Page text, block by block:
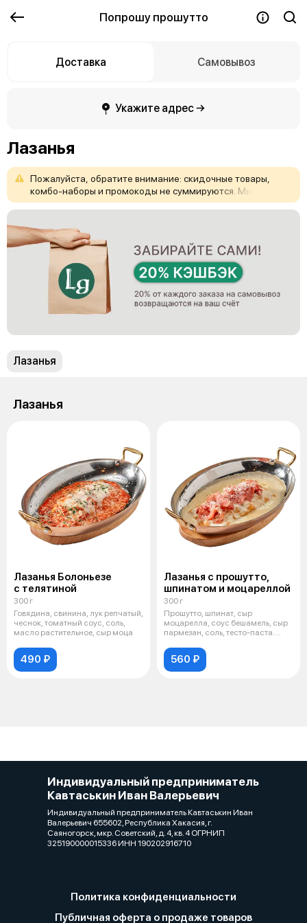
Попрошу прошутто
Доставка Самовывоз
Укажите адрес →
Лазанья
Пожалуйста, обратите внимание: скидочные товары,
комбо-наборы и промокоды не суммируются. Мы
рекомендуемвыбратьнаиболеевыгодныйдлявас
Лазанья
Лазанья
Лазанья Болоньезе
с телятиной
300 г
Говядина, свинина, лук репчатый,
чеснок, томатный соус, соль,
масло растительное, сыр моца
490 ₽
Лазанья с прошутто,
шпинатом и моцареллой
300 г
Прошутто, шпинат, сыр
моцарелла, соус бешамель, сыр
пармезан, соль, тесто-паста.
560 ₽
Индивидуальный предприниматель
Кавтаськин Иван Валерьевич
Индивидуальный предприниматель Кавтаськин Иван
Валерьевич 655602, Республика Хакасия, г.
Саяногорск, мкр. Советский, д. 4, кв. 4 ОГРНИП
325190000015336 ИНН 190202916710
Политика конфиденциальности
Публичная оферта о продаже товаров